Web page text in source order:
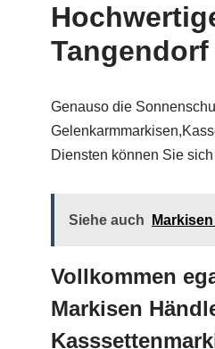
Genauso die
Diensten können Sie
Siehe auch
Vollkommen
Markisen